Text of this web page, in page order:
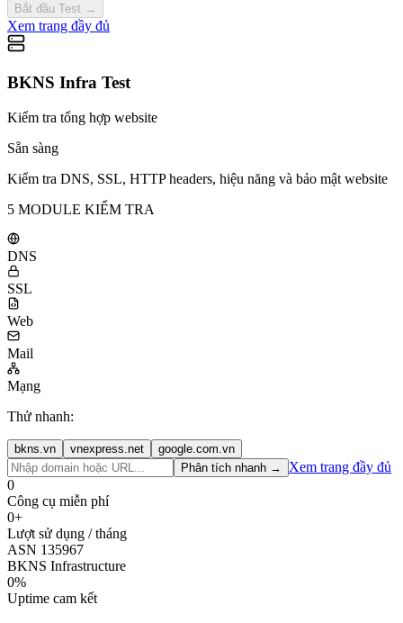
Bắt đầu Test →
Xem trang đầy đủ
BKNS Infra Test
Kiểm tra tổng hợp website
Sẵn sàng
Kiểm tra DNS, SSL, HTTP headers, hiệu năng và bảo mật website
5 MODULE KIỂM TRA
DNS
SSL
Web
Mail
Mạng
Thử nhanh:
bkns.vn vnexpress.net
google.com.vn
Phân tích nhanh →
Xem trang đầy đủ
0
Công cụ miễn phí
0+
Lượt sử dụng / tháng
ASN 135967
BKNS Infrastructure
0%
Uptime cam kết